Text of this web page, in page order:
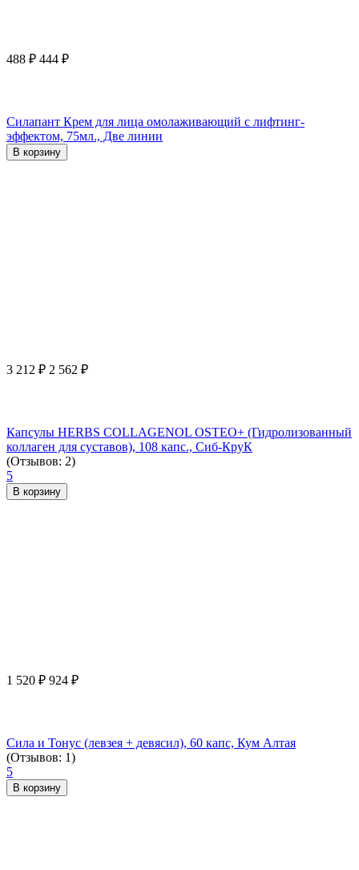
488 ₽ 444 ₽
Силапант Крем для лица омолаживающий с лифтинг-
эффектом, 75мл., Две линии
В корзину
3 212 ₽ 2 562 ₽
Капсулы HERBS COLLAGENOL OSTEO+ (Гидролизованный
коллаген для суставов), 108 капс., Сиб-КруК
(Отзывов: 2)
5
В корзину
1 520 ₽ 924 ₽
Сила и Тонус (левзея + девясил), 60 капс, Кум Алтая
(Отзывов: 1)
5
В корзину